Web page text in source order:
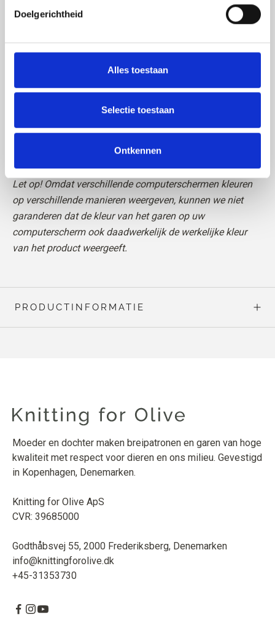
Doelgerichtheid
Alles toestaan
Selectie toestaan
Ontkennen
Het garen isSTANDARD 100 by OEKO-TEX®-certificaat
meer over ons garen
Let op! Omdat verschillende computerschermen kleuren
op verschillende manieren weergeven, kunnen we niet
garanderen dat de kleur van het garen op uw
computerscherm ook daadwerkelijk de werkelijke kleur
van het product weergeeft.
PRODUCTINFORMATIE
Moeder en dochter maken breipatronen en garen van hoge
kwaliteit met respect voor dieren en ons milieu. Gevestigd
in Kopenhagen, Denemarken.
Knitting for Olive ApS
CVR: 39685000
Godthåbsvej 55, 2000 Frederiksberg, Denemarken
info@knittingforolive.dk
+45-31353730